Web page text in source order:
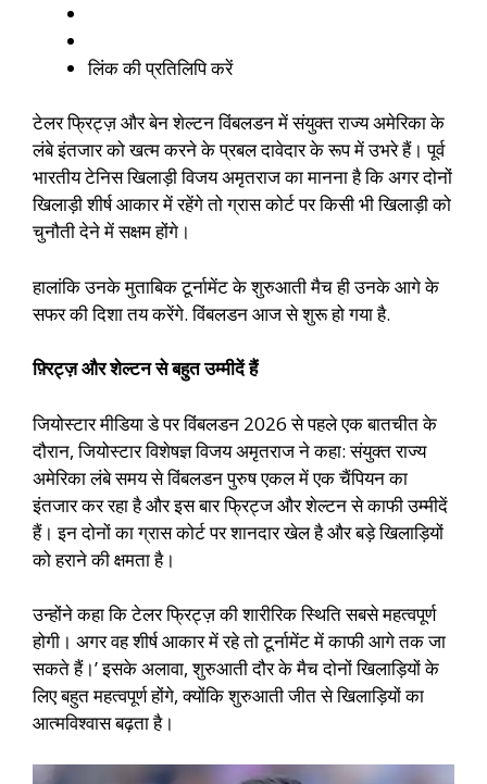
लिंक की प्रतिलिपि करें
टेलर फ्रिट्ज़ और बेन शेल्टन विंबलडन में संयुक्त राज्य अमेरिका के
लंबे इंतजार को खत्म करने के प्रबल दावेदार के रूप में उभरे हैं। पूर्व
भारतीय टेनिस खिलाड़ी विजय अमृतराज का मानना ​​है कि अगर दोनों
खिलाड़ी शीर्ष आकार में रहेंगे तो ग्रास कोर्ट पर किसी भी खिलाड़ी को
चुनौती देने में सक्षम होंगे।
हालांकि उनके मुताबिक टूर्नामेंट के शुरुआती मैच ही उनके आगे के
सफर की दिशा तय करेंगे. विंबलडन आज से शुरू हो गया है.
फ़्रिट्ज़ और शेल्टन से बहुत उम्मीदें हैं
जियोस्टार मीडिया डे पर विंबलडन 2026 से पहले एक बातचीत के
दौरान, जियोस्टार विशेषज्ञ विजय अमृतराज ने कहा: संयुक्त राज्य
अमेरिका लंबे समय से विंबलडन पुरुष एकल में एक चैंपियन का
इंतजार कर रहा है और इस बार फ्रिट्ज और शेल्टन से काफी उम्मीदें
हैं। इन दोनों का ग्रास कोर्ट पर शानदार खेल है और बड़े खिलाड़ियों
को हराने की क्षमता है।
उन्होंने कहा कि टेलर फ्रिट्ज़ की शारीरिक स्थिति सबसे महत्वपूर्ण
होगी। अगर वह शीर्ष आकार में रहे तो टूर्नामेंट में काफी आगे तक जा
सकते हैं।’ इसके अलावा, शुरुआती दौर के मैच दोनों खिलाड़ियों के
लिए बहुत महत्वपूर्ण होंगे, क्योंकि शुरुआती जीत से खिलाड़ियों का
आत्मविश्वास बढ़ता है।